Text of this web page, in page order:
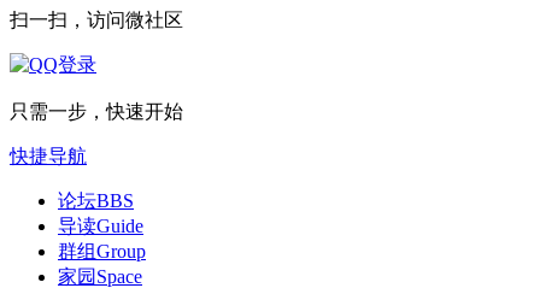
扫一扫，访问微社区
只需一步，快速开始
快捷导航
论坛BBS
导读Guide
群组Group
家园 Space